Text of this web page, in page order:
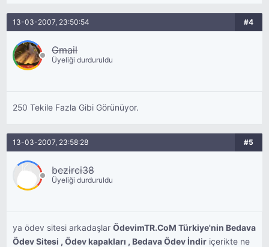
13-03-2007, 23:50:54 #4
Gmail
Üyeliği durduruldu
250 Tekile Fazla Gibi Görünüyor.
13-03-2007, 23:58:28 #5
bezirci38
Üyeliği durduruldu
ya ödev sitesi arkadaşlarÖdevimTR.CoM Türkiye'nin Bedava
Ödev Sitesi , Ödev kapakları , Bedava Ödev İndir içerikte ne